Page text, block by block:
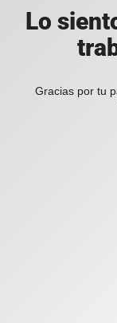
Lo
Gracias por tu